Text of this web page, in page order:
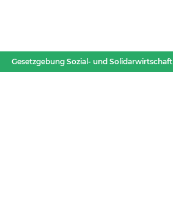
Gesetzgebung Sozial- und Solidarwirtschaft